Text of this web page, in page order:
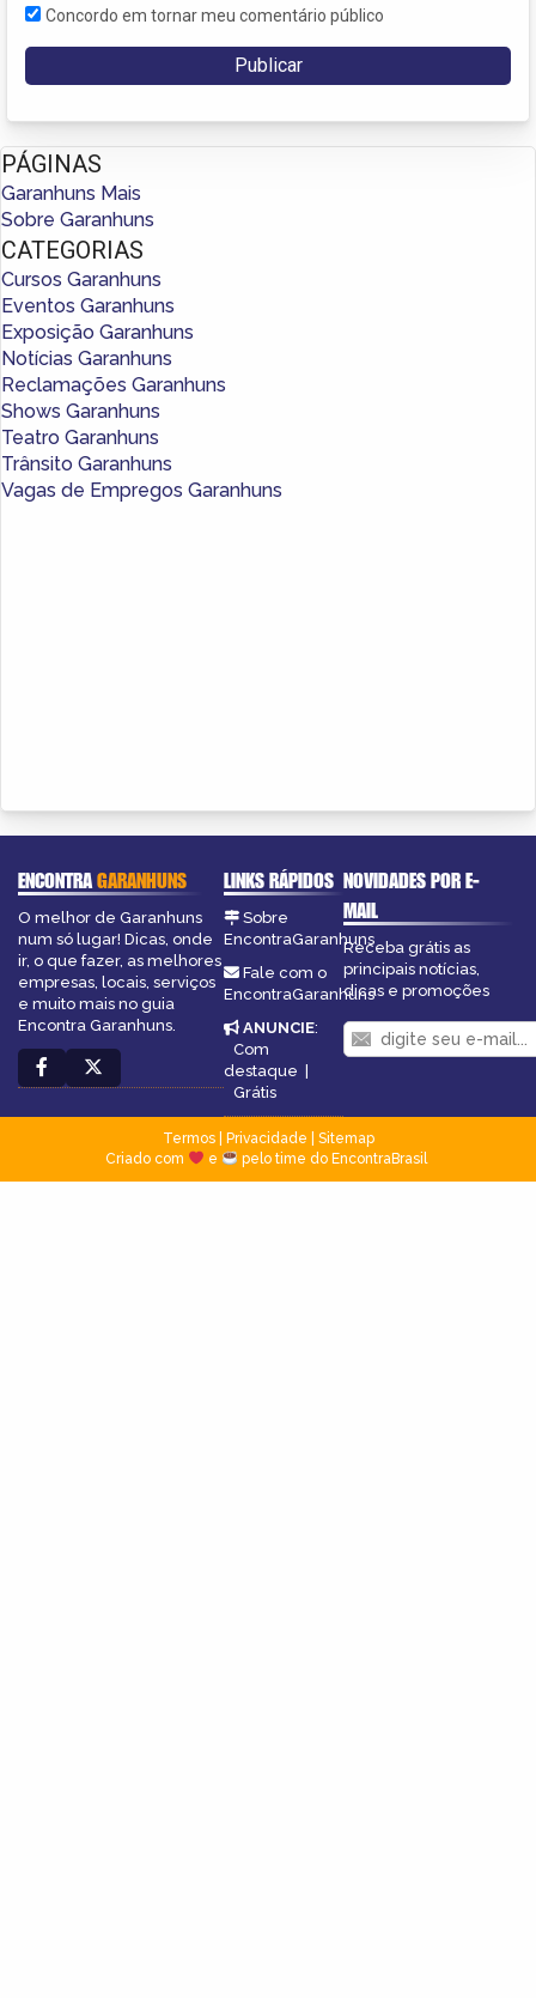
Concordo em tornar meu comentário público
PÁGINAS
Garanhuns Mais
Sobre Garanhuns
CATEGORIAS
Cursos Garanhuns
Eventos Garanhuns
Exposição Garanhuns
Notícias Garanhuns
Reclamações Garanhuns
Shows Garanhuns
Teatro Garanhuns
Trânsito Garanhuns
Vagas de Empregos Garanhuns
ENCONTRAGARANHUNS
O melhor de Garanhuns
num só lugar! Dicas, onde
ir, o que fazer, as melhores
empresas, locais, serviços
e muito mais no guia
Encontra Garanhuns.
LINKS RÁPIDOS
Sobre
EncontraGaranhuns
Fale com o
EncontraGaranhuns
ANUNCIE:
Com
destaque
Grátis
NOVIDADES POR E-
MAIL
Receba grátis as
principais notícias,
dicas e promoções
Termos| Privacidade
Sitemap
Criado com
e pelo time do EncontraBrasil